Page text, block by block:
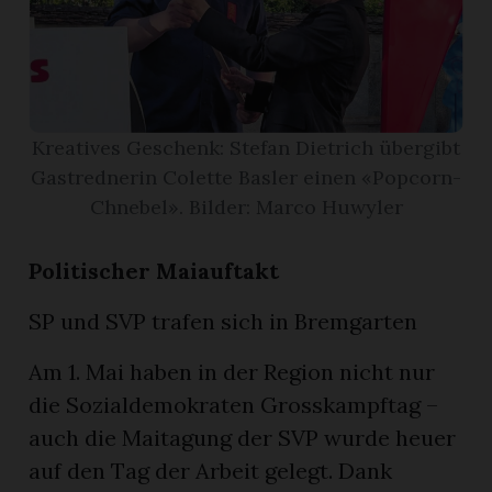
Politischer Maiauftakt
SP und SVP trafen sich in Bremgarten
Am 1. Mai haben in der Region nicht nur
die Sozialdemokraten Grosskampftag –
auch die Maitagung der SVP wurde heuer
auf den Tag der Arbeit gelegt. Dank